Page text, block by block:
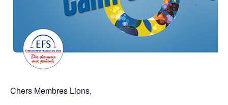
Chers Membres Lions,